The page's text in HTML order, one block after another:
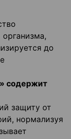
до
содержит
защиту от
нормализуя